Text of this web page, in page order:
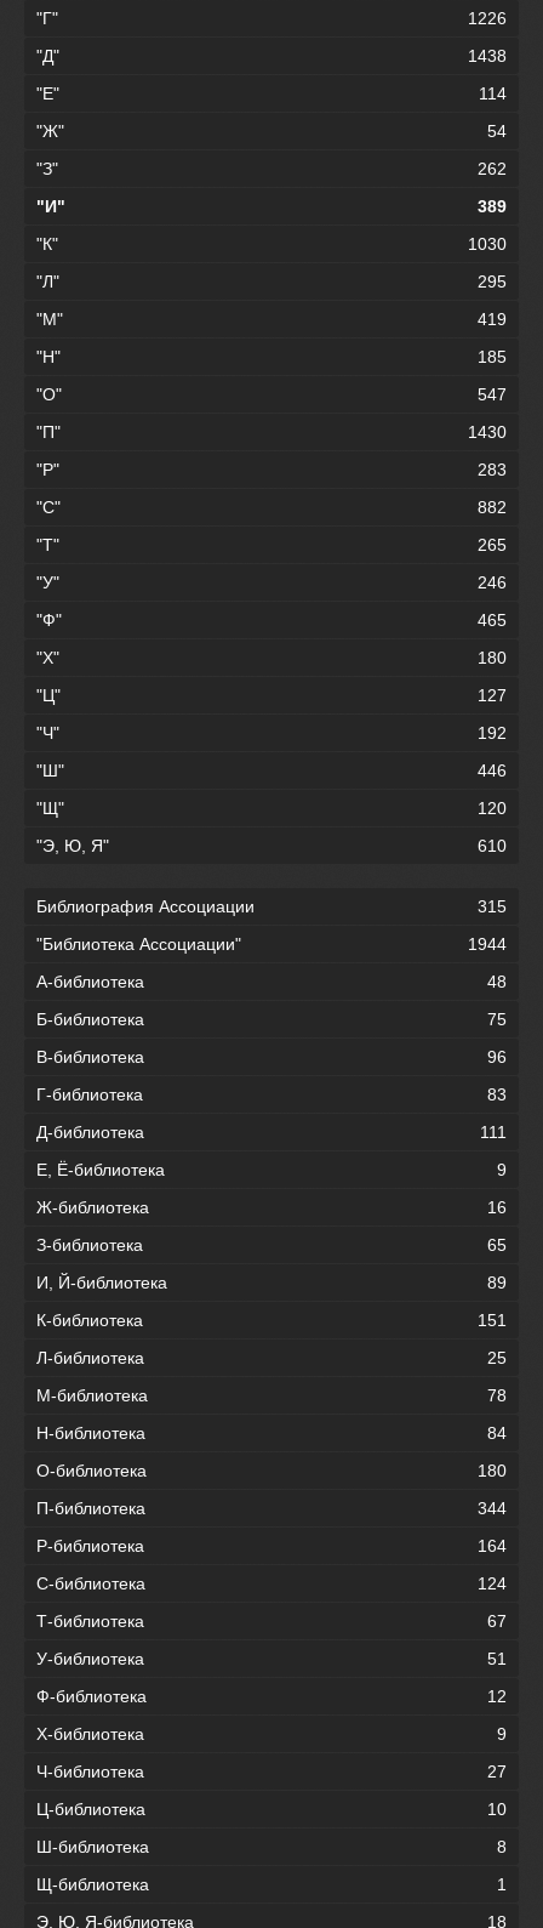
"Г"
1226
"Д"
1438
"Е"
114
"Ж"
54
"З"
262
"И"
389
"К"
1030
"Л"
295
"М"
419
"Н"
185
"О"
547
"П"
1430
"Р"
283
"С"
882
"Т"
265
"У"
246
"Ф"
465
"Х"
180
"Ц"
127
"Ч"
192
"Ш"
446
"Щ"
120
"Э, Ю, Я"
610
Библиография Ассоциации
315
"Библиотека Ассоциации"
1944
А-библиотека
48
Б-библиотека
75
В-библиотека
96
Г-библиотека
83
Д-библиотека
111
Е, Ё-библиотека
9
Ж-библиотека
16
З-библиотека
65
И, Й-библиотека
89
К-библиотека
151
Л-библиотека
25
М-библиотека
78
Н-библиотека
84
О-библиотека
180
П-библиотека
344
Р-библиотека
164
С-библиотека
124
Т-библиотека
67
У-библиотека
51
Ф-библиотека
12
Х-библиотека
9
Ч-библиотека
27
Ц-библиотека
10
Ш-библиотека
8
Щ-библиотека
1
Э, Ю, Я-библиотека
18